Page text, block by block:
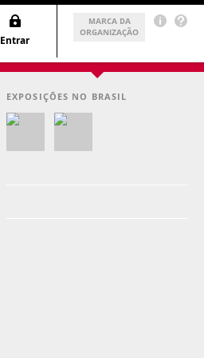
Entrar
EXPOSIÇÕES NO BRASIL